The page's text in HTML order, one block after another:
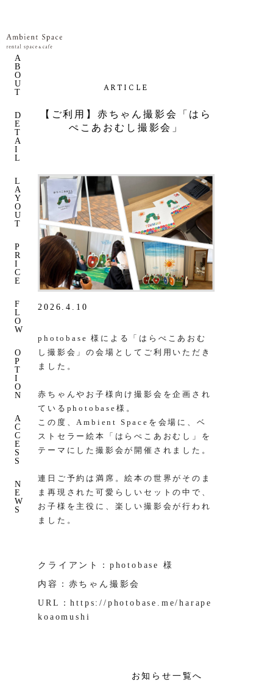
A
B
O
U
T
D
E
T
A
I
L
L
A
Y
O
U
T
P
R
I
C
E
F
L
O
W
O
P
T
I
O
N
A
C
C
E
S
S
N
E
W
S
ART I C L E
【 ご利 用 】 赤 ち ゃ ん撮影会 「 は ら
ぺ こ あ おむ し 撮影会 」
2026.4.10
photobase 様による
「はらぺこあおむ
し撮影会」の会場として ご利用いただき
ました。
赤ちゃんやお子様向け撮影会を企画され
ているphotobase様。
この度、Ambient Spaceを会場に、ベ
ストセラー絵本「はらぺこあおむし」を
テーマにした撮影会が開催されました。
連日ご予約は満席。絵本の世界がそのま
ま再現された可愛らしいセットの中で、
お子様を主役に、楽しい撮影会が行われ
ました。
クライアント：photobase 様
内容：赤ちゃん撮影会
URL：https://photobase.me/harape
koaomushi
お知らせ一覧へ